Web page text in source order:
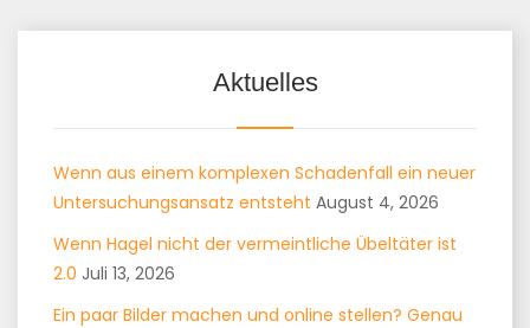
Aktuelles
Wenn aus einem komplexen Schadenfall ein neuer
Untersuchungsansatz entsteht August 4, 2026
Wenn Hagel nicht der vermeintliche Übeltäter ist
2.0 Juli 13, 2026
Ein paar Bilder machen und online stellen? Genau